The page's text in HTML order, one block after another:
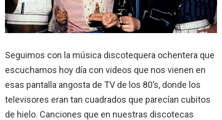
Seguimos con la música discotequera ochentera que
escuchamos hoy día con videos que nos vienen en
esas pantalla angosta de TV de los 80’s, donde los
televisores eran tan cuadrados que parecían cubitos
de hielo. Canciones que en nuestras discotecas